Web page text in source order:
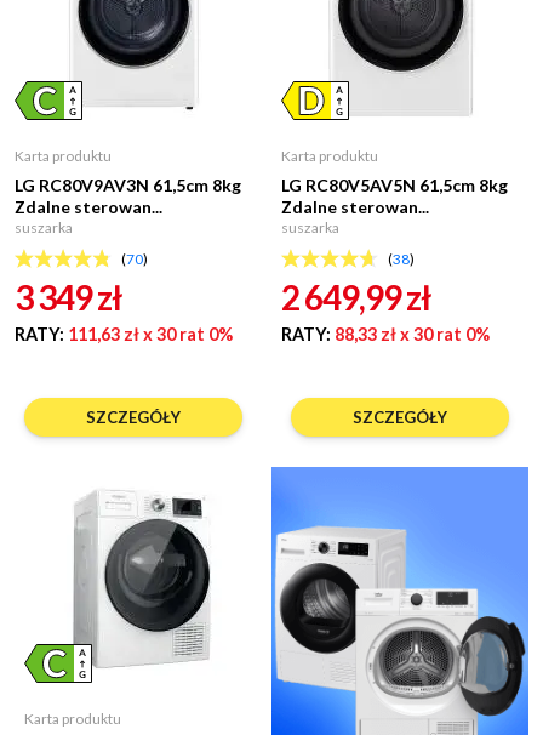
Karta produktu
LG RC80V9AV3N 61,5cm 8kg
Zdalne sterowan...
suszarka
(70)
3 349zł
RATY: 111,63 złx 30 rat 0%
SZCZEGÓŁY
Karta produktu
Karta produktu
LG RC80V5AV5N 61,5cm 8kg
Zdalne sterowan...
suszarka
(38)
2 649,99zł
RATY: 88,33 złx 30 rat 0%
SZCZEGÓŁY